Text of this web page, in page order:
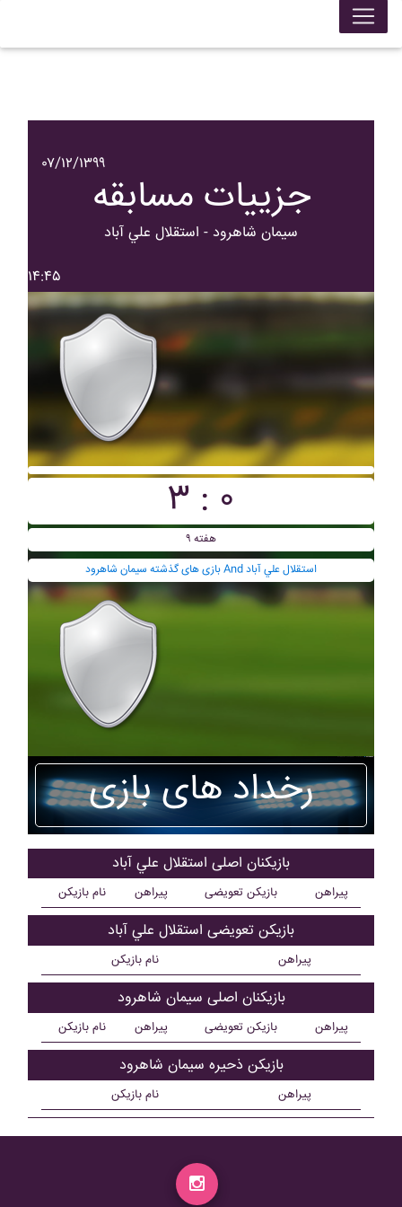
۰۷/۱۲/۱۳۹۹
جزییات مسابقه
سيمان شاهرود - استقلال علي آباد
۱۴:۴۵
۳ : ۰
هفته ۹
بازی های گذشته سيمان شاهرود And استقلال علي آباد
رخداد های بازی
بازیکنان اصلی استقلال علي آباد
نام بازیکن پیراهن بازیکن تعویضی پیراهن
بازیکن تعویضی استقلال علي آباد
نام بازیکن پیراهن
بازیکنان اصلی سيمان شاهرود
نام بازیکن پیراهن بازیکن تعویضی پیراهن
بازیکن ذحیره سيمان شاهرود
نام بازیکن پیراهن